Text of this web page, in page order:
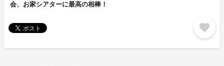
会、お家シアターに最高の相棒！
favorite